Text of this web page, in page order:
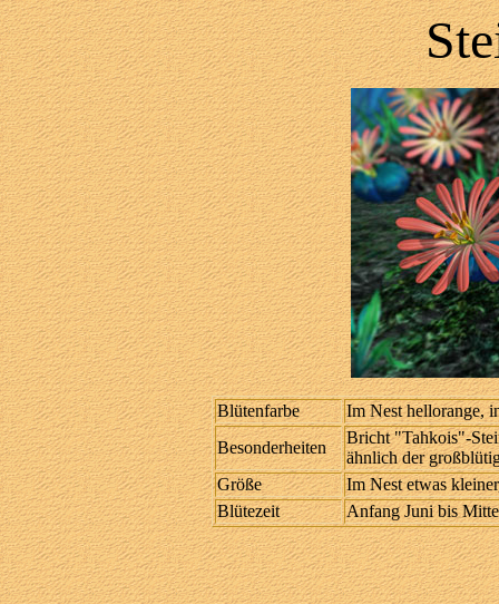
Blütenfarbe
Im Nest hellorange,
Besonderheiten
Bricht "Tahkois"-
ähnlich der
Größe
Im Nest etwas
Blütezeit
Anfang Juni bis